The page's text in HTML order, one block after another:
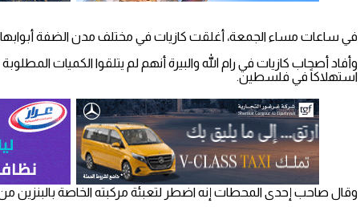
في ساعات مساء الجمعة، أغلقت كازيات في مختلف مدن الضفة أبوابها
استهلاكاً في فلسطين.
وقال صاحب إحدى المحطات إنه اضطر لتعبئة مركبته الخاصة